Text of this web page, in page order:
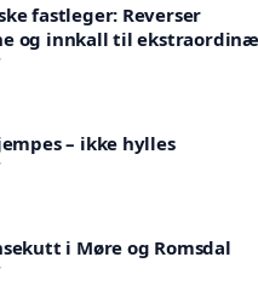
fastleger: Reverser
og innkall til
– ikke hylles
i Møre og Romsdal